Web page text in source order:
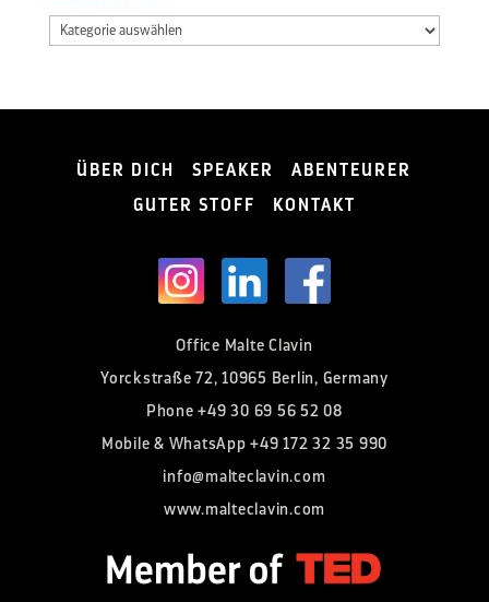
Kategorien
ÜBER DICH SPEAKER
ABENTEURER
GUTER STOFF
KONTAKT
Office Malte Clavin
Yorckstraße 72, 10965 Berlin, Germany
Phone+49 30 69 56 52 08
Mobile & WhatsApp+49 172 32 35 990
info@malteclavin.com
www.malteclavin.com